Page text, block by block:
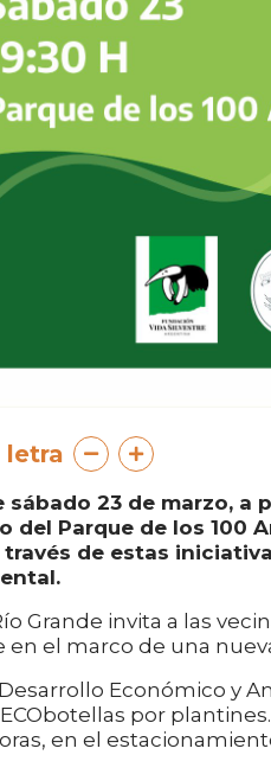
letra
sábado 23 de marzo, a
del Parque de los 100
de estas
Grande invita a las
en el marco de una
Económico y
por
en el